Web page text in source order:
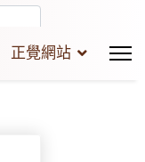
尋...
正覺網站